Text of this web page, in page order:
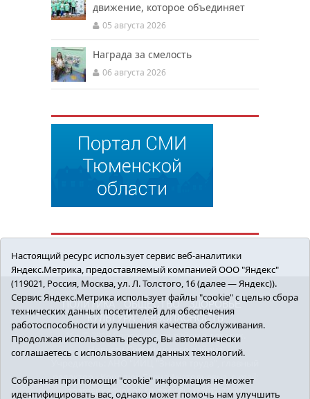
движение, которое объединяет
05 августа 2026
Награда за смелость
06 августа 2026
ПОЛИТИКА ОБЩЕСТВО
ЗДОРОВЬЕ
КУЛЬТУРА
БЕЗОПАСНОСТЬ
16+ © 2018 Сорокинский район в деталях.
Новости Сорокинского района
редактор - Королюк Елена Анатольевна, e-mail:
znamenka@inbox.ru, тел.: 8(34550)2-27-30
Настоящий ресурс использует сервис веб-аналитики
Яндекс.Метрика, предоставляемый компанией ООО "Яндекс"
(119021, Россия, Москва, ул. Л. Толстого, 16 (далее — Яндекс)).
Сервис Яндекс.Метрика использует файлы "cookie" с целью сбора
технических данных посетителей для обеспечения
работоспособности и улучшения качества обслуживания.
Продолжая использовать ресурс, Вы автоматически
соглашаетесь с использованием данных технологий.
Собранная при помощи "cookie" информация не может
идентифицировать вас, однако может помочь нам улучшить